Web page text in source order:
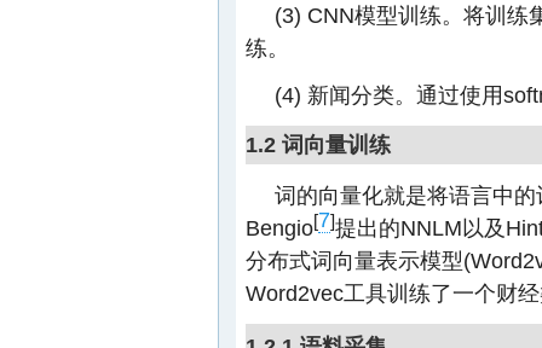
(3) CNN模型训练。将训练
练。
(4) 新闻分类。通过使用
1.2 词向量训练
词的向量化就是将语言中
Bengio[7]提出的NNLM以及
分布式词向量表示模型
Word2vec工具训练了一个财